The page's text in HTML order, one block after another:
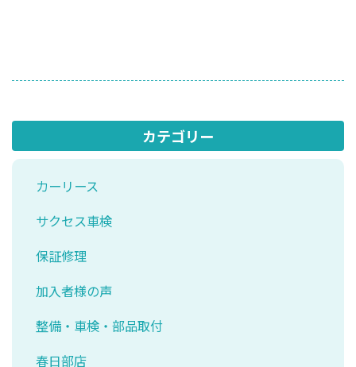
カテゴリー
カーリース
サクセス車検
保証修理
加入者様の声
整備・車検・部品取付
春日部店